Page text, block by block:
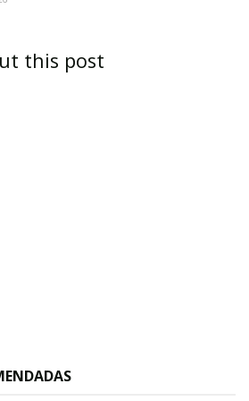
detenerlo y encerrarlo,
falso, pues en ningún
a las autoridades.
pues hasta el momento
this post